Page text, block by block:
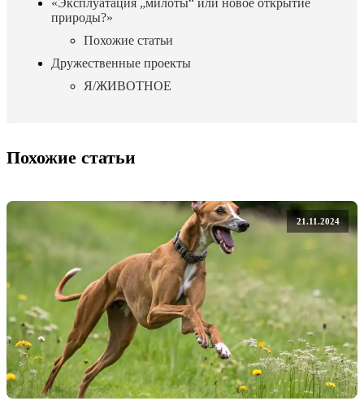
«Эксплуатация „милоты“ или новое открытие
природы?»
Похожие статьи
Дружественные проекты
Я/ЖИВОТНОЕ
Похожие статьи
21.11.2024